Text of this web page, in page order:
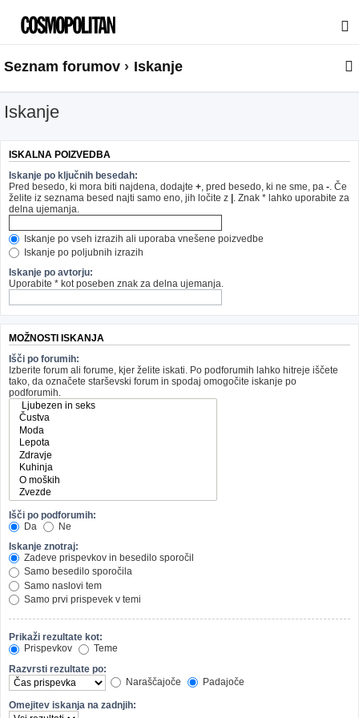
Seznam forumov Iskanje
Iskanje
ISKALNA POIZVEDBA
Iskanje po ključnih besedah:
Pred besedo, ki mora biti najdena, dodajte + , pred besedo, ki ne sme, pa - . Če
želite iz seznama besed najti samo eno, jih ločite z | . Znak * lahko uporabite za
delna ujemanja.
Iskanje po vseh izrazih ali uporaba vnešene poizvedbe
Iskanje po poljubnih izrazih
Iskanje po avtorju:
Uporabite * kot poseben znak za delna ujemanja.
MOŽNOSTI ISKANJA
Išči po forumih:
Izberite forum ali forume, kjer želite iskati. Po podforumih lahko hitreje iščete
tako, da označete starševski forum in spodaj omogočite iskanje po
podforumih.
Išči po podforumih:
Da
Ne
Iskanje znotraj:
Zadeve prispevkov in besedilo sporočil
Samo besedilo sporočila
Samo naslovi tem
Samo prvi prispevek v temi
Prikaži rezultate kot:
Prispevkov
Teme
Razvrsti rezultate po:
Naraščajoče
Padajoče
Omejitev iskanja na zadnjih: